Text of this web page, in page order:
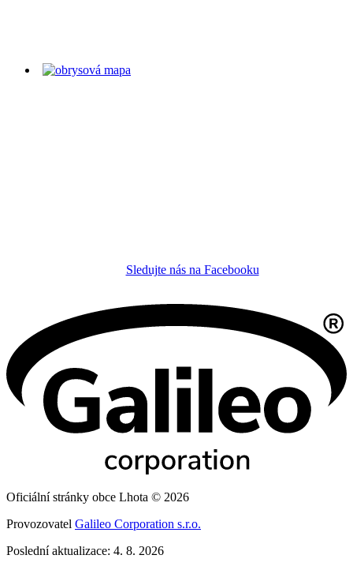
Sledujte nás na Facebooku
Oficiální stránky obce Lhota © 2026
Provozovatel Galileo Corporation s.r.o.
Poslední aktualizace: 4. 8. 2026